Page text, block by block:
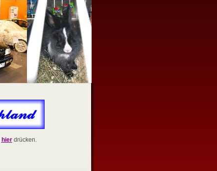
hierdrücken.